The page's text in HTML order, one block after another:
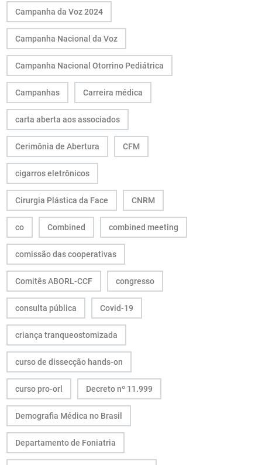
Campanha da Voz 2024
Campanha Nacional da Voz
Campanha Nacional Otorrino Pediátrica
Campanhas Carreira médica
carta aberta aos associados
Cerimônia de Abertura CFM
cigarros eletrônicos
Cirurgia Plástica da Face CNRM
co Combined combined meeting
comissão das cooperativas
Comitês ABORL-CCF congresso
consulta pública Covid-19
criança tranqueostomizada
curso de dissecção hands-on
curso pro-orl Decreto nº 11.999
Demografia Médica no Brasil
Departamento de Foniatria